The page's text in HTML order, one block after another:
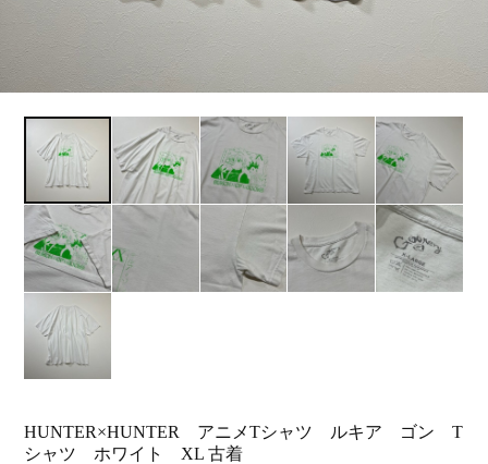
HUNTER×HUNTER アニメTシャツ ルキア ゴン T
シャツ ホワイト XL 古着